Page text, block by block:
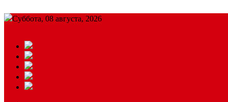
Суббота, 08 августа, 2026